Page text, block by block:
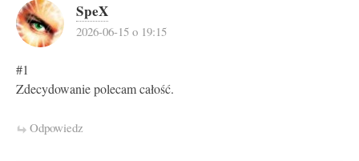
SpeX
2026-06-15 o 19:15
#1
Zdecydowanie polecam całość.
Odpowiedz